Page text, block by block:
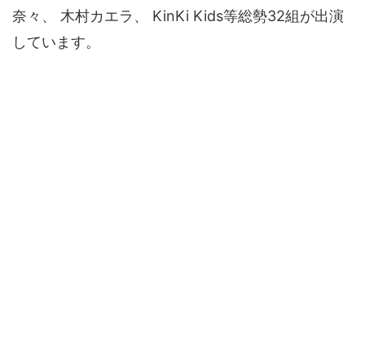
奈々、 木村カエラ、 KinKi Kids等総勢32組が出演
しています。